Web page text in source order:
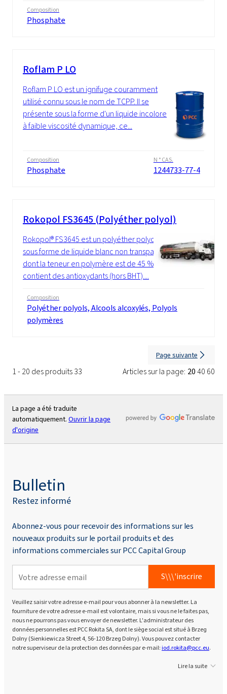
Composition
Phosphate
Roflam P LO
Roflam P LO est un ignifuge couramment
utilisé connu sous le nom de TCPP. Il se
présente sous la forme d'un liquide incolore
à faible viscosité dynamique, ce...
Composition
Phosphate
N ° CAS.
1244733-77-4
Rokopol FS3645 (Polyéther polyol)
Rokopol® FS3645 est un polyéther polyol
sous forme de liquide blanc non transparent
dont la teneur en polymère est de 45 %. Il
contient des antioxydants (hors BHT)....
Composition
Polyéther polyols, Alcools alcoxylés, Polyols
polymères
1 - 20 des produits 33 Articles sur la page: 2040 60
Page suivante
La page a été traduite
automatiquement. Ouvrir la page
d'origine
Bulletin
Restez informé
Abonnez-vous pour recevoir des informations sur les
nouveaux produits sur le portail produits et des
informations commerciales sur PCC Capital Group
S\\\'inscrire
Veuillez saisir votre adresse e-mail pour vous abonner à la newsletter. La
fourniture de votre adresse e-mail est volontaire, mais si vous ne le faites pas,
nous ne pourrons pas vous envoyer de newsletter. L'administrateur des
données personnelles est PCC Rokita SA, dont le siège social est situé à Brzeg
Dolny (Sienkiewicza Street 4, 56-120 Brzeg Dolny). Vous pouvez contacter
notre superviseur de la protection des données par e-mail:iod.rokita@pcc.eu.
Lire la suite